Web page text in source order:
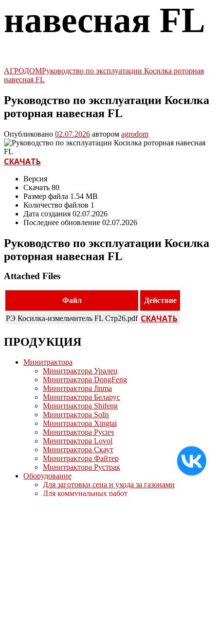
навесная FL
АГРОДОМРуководство по эксплуатации Косилка роторная
навесная FL
Руководство по эксплуатации Косилка
роторная навесная FL
Опубликовано 02.07.2026 автором agrodom
СКАЧАТЬ
Версия
Скачать 80
Размер файла 1.54 MB
Количество файлов 1
Дата создания 02.07.2026
Последнее обновление 02.07.2026
Руководство по эксплуатации Косилка
роторная навесная FL
Attached Files
Файл Действие
РЭ Косилка-измельчитель FL Стр26.pdf СКАЧАТЬ
ПРОДУКЦИЯ
Минитрактора
Минитрактора Уралец
Минитрактора DongFeng
Минитрактора Jinma
Минитрактора Беларус
Минитрактора Shifeng
Минитрактора Solis
Минитрактора Xingtai
Минитрактора Русич
Минитрактора Lovol
Минитрактора Скаут
Минитрактора Файтер
Минитрактора Рустрак
Оборудование
Для заготовки сена и ухода за газонами
Для коммунальных работ